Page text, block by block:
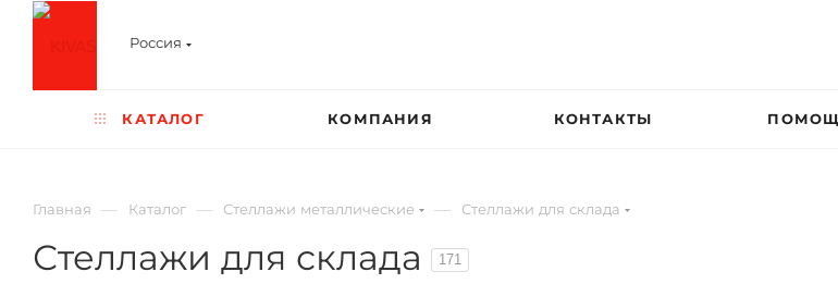
Россия
КАТАЛОГ КОМПАНИЯ КОНТАКТЫ
Главная — Каталог — Стеллажи металлические — Стеллажи для склада
Стеллажи для склада 171